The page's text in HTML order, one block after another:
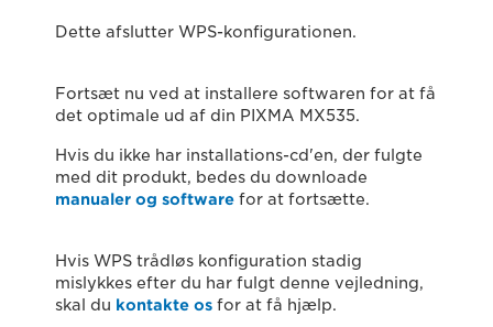
Dette afslutter WPS-konfigurationen.
Fortsæt nu ved at installere softwaren for at få
det optimale ud af din PIXMA MX535.
Hvis du ikke har installations-cd'en, der fulgte
med dit produkt, bedes du downloade
manualer og software for at fortsætte.
Hvis WPS trådløs konfiguration stadig
mislykkes efter du har fulgt denne vejledning,
skal du kontakte os for at få hjælp.